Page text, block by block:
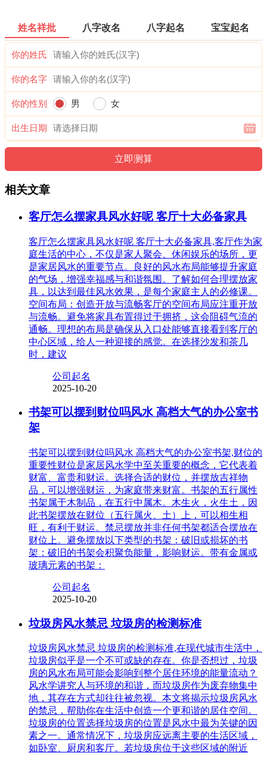
姓名祥批 八字改名 八字起名 宝宝起名
你的姓氏
你的名字
你的性别 男 女
出生日期
相关文章
客厅怎么摆家具风水好呢 客厅十大必备家具
客厅怎么摆家具风水好呢 客厅十大必备家具,客厅作为家
庭生活的中心，不仅是家人聚会、休闲娱乐的场所，更
是家居风水的重要节点。良好的风水布局能够提升家庭
的气场，增强幸福感与和谐氛围。了解如何合理摆放家
具，以达到最佳风水效果，是每个家庭主人的必修课。
空间布局：创造开放与流畅客厅的空间布局应注重开放
与流畅。避免将家具布置得过于拥挤，这会阻碍气流的
通畅。理想的布局是确保从入口处能够直接看到客厅的
中心区域，给人一种迎接的感觉。在选择沙发和茶几
时，建议
公司起名
2025-10-20
书架可以摆到财位吗风水 高档大气的办公室书
架
书架可以摆到财位吗风水 高档大气的办公室书架,财位的
重要性财位是家居风水学中至关重要的概念，它代表着
财富、富贵和财运。选择合适的财位，并摆放吉祥物
品，可以增强财运，为家庭带来财富。书架的五行属性
书架属于木制品，在五行中属木。木生火，火生土，因
此书架摆放在财位（五行属火、土）上，可以相生相
旺，有利于财运。禁忌摆放并非任何书架都适合摆放在
财位上。避免摆放以下类型的书架：破旧或损坏的书
架：破旧的书架会积聚负能量，影响财运。带有金属或
玻璃元素的书架：
公司起名
2025-10-20
垃圾房风水禁忌 垃圾房的检测标准
垃圾房风水禁忌 垃圾房的检测标准,在现代城市生活中，
垃圾房似乎是一个不可或缺的存在。你是否想过，垃圾
房的风水布局可能会影响到整个居住环境的能量流动？
风水学讲究人与环境的和谐，而垃圾房作为废弃物集中
地，其存在方式却往往被忽视。本文将揭示垃圾房风水
的禁忌，帮助你在生活中创造一个更和谐的居住空间。
垃圾房的位置选择垃圾房的位置是风水中最为关键的因
素之一。通常情况下，垃圾房应远离主要的生活区域，
如卧室、厨房和客厅。若垃圾房位于这些区域的附近